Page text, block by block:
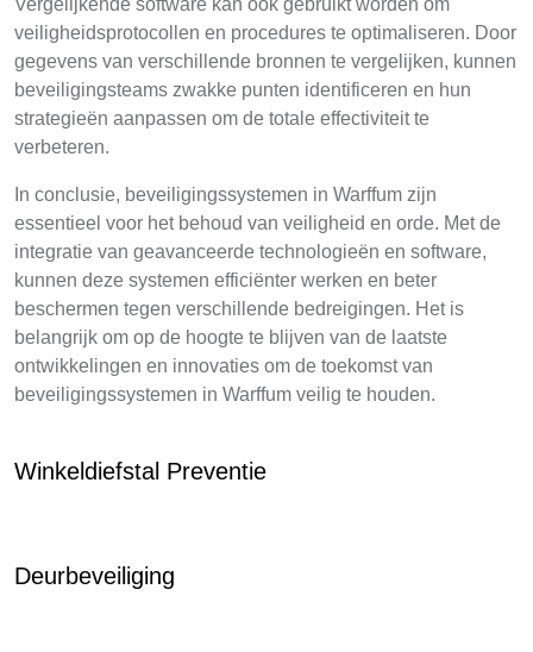
Vergelijkende software kan ook gebruikt worden om
veiligheidsprotocollen en procedures te optimaliseren. Door
gegevens van verschillende bronnen te vergelijken, kunnen
beveiligingsteams zwakke punten identificeren en hun
strategieën aanpassen om de totale effectiviteit te
verbeteren.
In conclusie, beveiligingssystemen in Warffum zijn
essentieel voor het behoud van veiligheid en orde. Met de
integratie van geavanceerde technologieën en software,
kunnen deze systemen efficiënter werken en beter
beschermen tegen verschillende bedreigingen. Het is
belangrijk om op de hoogte te blijven van de laatste
ontwikkelingen en innovaties om de toekomst van
beveiligingssystemen in Warffum veilig te houden.
Winkeldiefstal Preventie
Deurbeveiliging